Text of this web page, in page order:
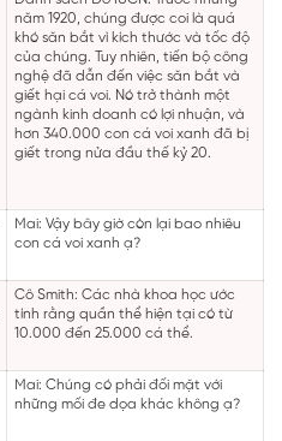
năm 1920, chúng được coi là quá
khó săn bắt vì kích thước và tốc độ
của chúng. Tuy nhiên, tiến bộ công
nghệ đã dẫn đến việc săn bắt và
giết hại cá voi. Nó trở thành một
ngành kinh doanh có lợi nhuận, và
hơn 340.000 con cá voi xanh đã bị
giết trong nửa đầu thế kỷ 20.
Mai: Vậy bây giờ còn lại bao nhiêu
con cá voi xanh ạ?
Cô Smith: Các nhà khoa học ước
tính rằng quần thể hiện tại có từ
10.000 đến 25.000 cá thể.
Mai: Chúng có phải đối mặt với
những mối đe dọa khác không ạ?